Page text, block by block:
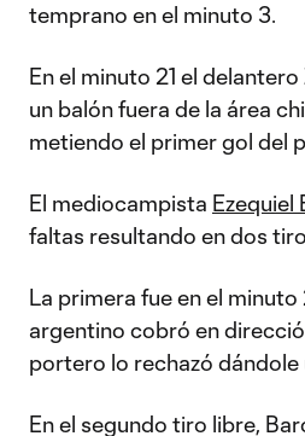
temprano en el minuto 3.
En el minuto 21 el
un balón fuera de la área
metiendo el primer gol del
El mediocampista Ezequiel
faltas resultando en dos
La primera fue en el minuto
argentino cobró en
portero lo rechazó dándole
En el segundo tiro libre,